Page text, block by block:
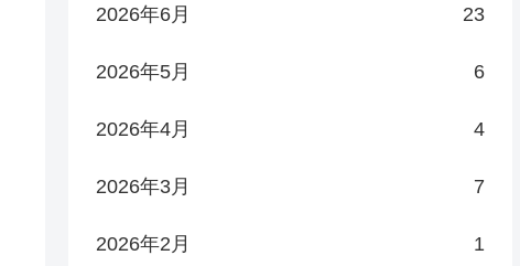
2026年6月 23
2026年5月 6
2026年4月 4
2026年3月 7
2026年2月 1